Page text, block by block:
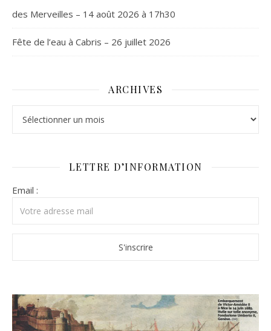
des Merveilles – 14 août 2026 à 17h30
Fête de l’eau à Cabris – 26 juillet 2026
ARCHIVES
LETTRE D’INFORMATION
Email :